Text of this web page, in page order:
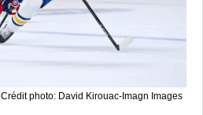
Crédit photo: David Kirouac-Imagn Images